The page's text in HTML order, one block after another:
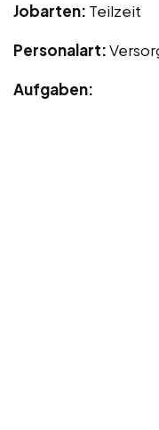
Jobarten: Teilzeit
Personalart:
Aufgaben: